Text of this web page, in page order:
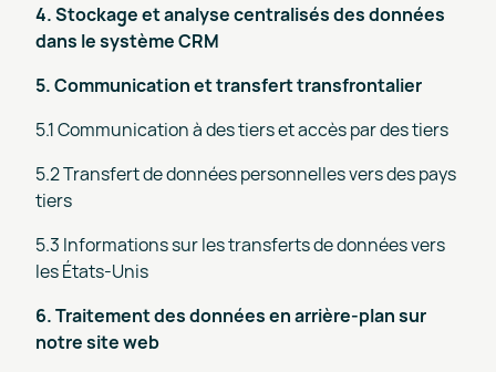
4. Stockage et analyse centralisés des données
dans le système CRM
5. Communication et transfert transfrontalier
5.1 Communication à des tiers et accès par des tiers
5.2 Transfert de données personnelles vers des pays
tiers
5.3 Informations sur les transferts de données vers
les États-Unis
6. Traitement des données en arrière-plan sur
notre site web